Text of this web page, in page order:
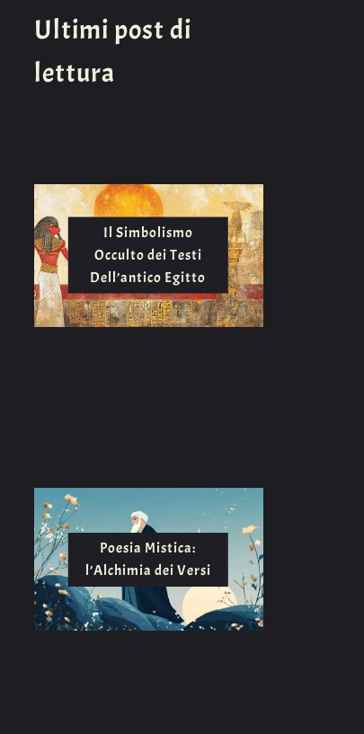
Ultimi post di
lettura
Il Simbolismo
Occulto dei Testi
Dell’antico Egitto
Poesia Mistica:
l’Alchimia dei Versi